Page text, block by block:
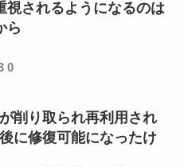
視されるようになるのは
ら
0
削り取られ再利用され
に修復可能になったけ